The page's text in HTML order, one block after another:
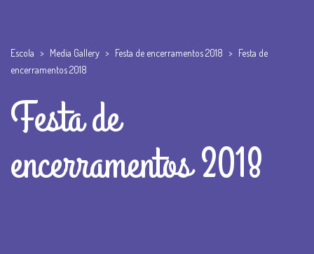
Escola > Media Gallery > Festa de encerramentos 2018 > Festa de
encerramentos 2018
Festa de
encerramentos 2018